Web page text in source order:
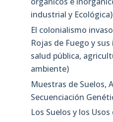
industrial y Ecológica)
El colonialismo
Rojas de Fuego y
salud pública,
ambiente)
Muestras de Suelos,
Secuenciación
Los Suelos y los